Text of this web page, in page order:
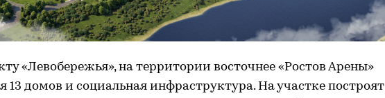
«Левобережья», на территории восточнее «Ростов Арены»
13 домов и социальная инфраструктура. На участке построят